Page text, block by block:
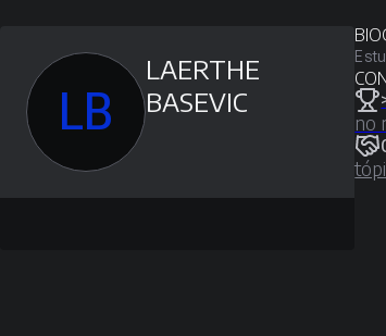
LB
LAERTHE
BASEVIC
no